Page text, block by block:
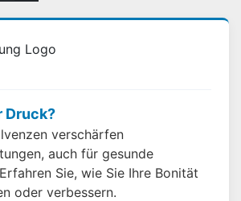
Druck?
verschärfen
auch für gesunde
Sie, wie Sie Ihre Bonität
oder verbessern.